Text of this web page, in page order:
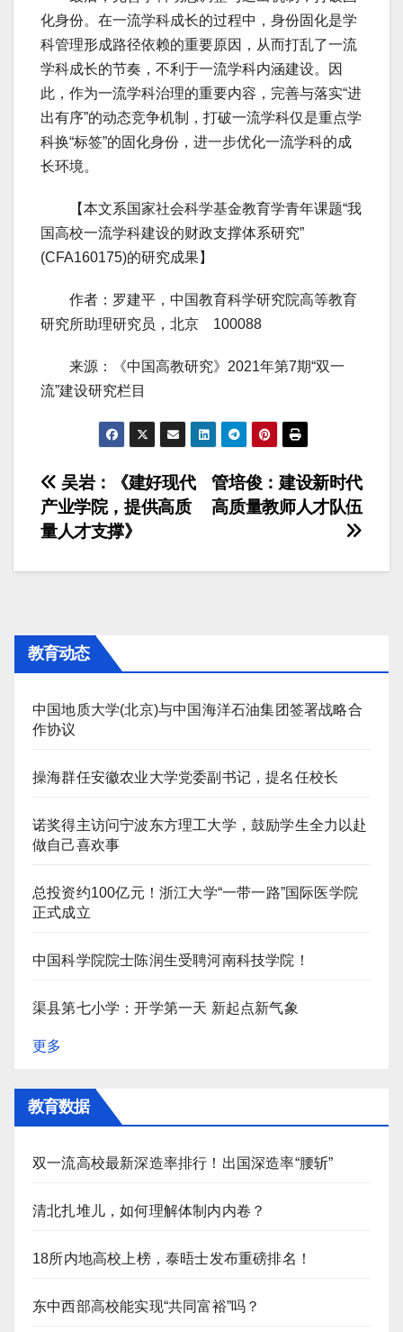
化身份。在一流学科成长的过程中，身份固化是学
科管理形成路径依赖的重要原因，从而打乱了一流
学科成长的节奏，不利于一流学科内涵建设。因
此，作为一流学科治理的重要内容，完善与落实“进
出有序”的动态竞争机制，打破一流学科仅是重点学
科换“标签”的固化身份，进一步优化一流学科的成
长环境。
【本文系国家社会科学基金教育学青年课题“我
国高校一流学科建设的财政支撑体系研究”
(CFA160175)的研究成果】
作者：罗建平，中国教育科学研究院高等教育
研究所助理研究员，北京 100088
来源：《中国高教研究》2021年第7期“双一
流”建设研究栏目
文
章
导
管培俊：建设新时代
高质量教师人才队伍
吴岩：《建好现代
产业学院，提供高质
量人才支撑》
教育动态
中国地质大学(北京)与中国海洋石油集团签署战略合
作协议
操海群任安徽农业大学党委副书记，提名任校长
诺奖得主访问宁波东方理工大学，鼓励学生全力以赴
做自己喜欢事
总投资约100亿元！浙江大学“一带一路”国际医学院
正式成立
中国科学院院士陈润生受聘河南科技学院！
渠县第七小学：开学第一天 新起点新气象
更多
教育数据
双一流高校最新深造率排行！出国深造率“腰斩”
清北扎堆儿，如何理解体制内内卷？
18所内地高校上榜，泰晤士发布重磅排名！
东中西部高校能实现“共同富裕”吗？